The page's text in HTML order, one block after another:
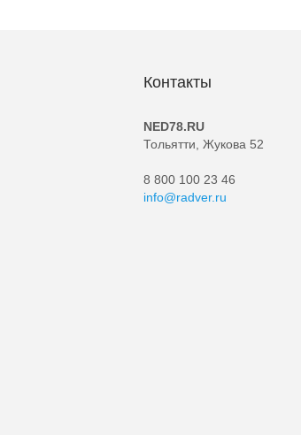
Контакты
NED78.RU
Тольятти, Жукова 52
8 800 100 23 46
info@radver.ru